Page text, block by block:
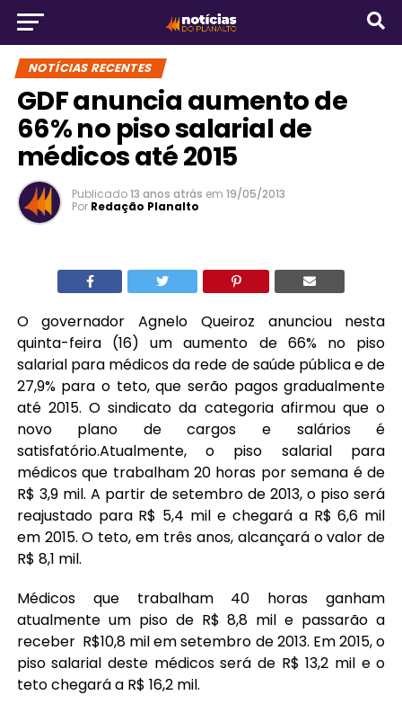
NOTÍCIAS RECENTES
GDF anuncia aumento de
66% no piso salarial de
médicos até 2015
Publicado13 anos atrás em 19/05/2013
Por Redação Planalto
O governador Agnelo Queiroz anunciou nesta
quinta-feira (16) um aumento de 66% no piso
salarial para médicos da rede de saúde pública e de
27,9% para o teto, que serão pagos gradualmente
até 2015. O sindicato da categoria afirmou que o
novo plano de cargos e salários é
satisfatório.Atualmente, o piso salarial para
médicos que trabalham 20 horas por semana é de
R$ 3,9 mil. A partir de setembro de 2013, o piso será
reajustado para R$ 5,4 mil e chegará a R$ 6,6 mil
em 2015. O teto, em três anos, alcançará o valor de
R$ 8,1 mil.
Médicos que trabalham 40 horas ganham
atualmente um piso de R$ 8,8 mil e passarão a
receber R$10,8 mil em setembro de 2013. Em 2015, o
piso salarial deste médicos será de R$ 13,2 mil e o
teto chegará a R$ 16,2 mil.